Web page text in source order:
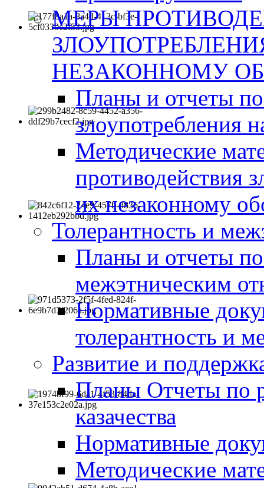
МЕРЫ
НЕЗАКОННОМУ
Планы и отчеты
злоупотребления
Методические
противодействия
их незаконному
Толерантность и
Планы и отчеты
межэтническим
Нормативные
толерантность и
Развитие и
Планы Отчеты по
казачества
Нормативные
Методические